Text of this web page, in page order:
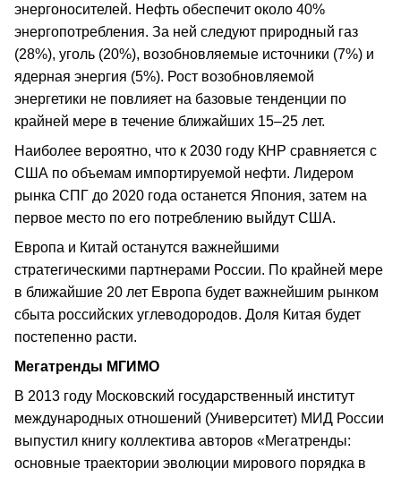
энергоносителей. Нефть обеспечит около 40%
энергопотребления. За ней следуют природный газ
(28%), уголь (20%), возобновляемые источники (7%) и
ядерная энергия (5%). Рост возобновляемой
энергетики не повлияет на базовые тенденции по
крайней мере в течение ближайших 15–25 лет.
Наиболее вероятно, что к 2030 году КНР сравняется с
США по объемам импортируемой нефти. Лидером
рынка СПГ до 2020 года останется Япония, затем на
первое место по его потреблению выйдут США.
Европа и Китай останутся важнейшими
стратегическими партнерами России. По крайней мере
в ближайшие 20 лет Европа будет важнейшим рынком
сбыта российских углеводородов. Доля Китая будет
постепенно расти.
Мегатренды МГИМО
В 2013 году Московский государственный институт
международных отношений (Университет) МИД России
выпустил книгу коллектива авторов «Мегатренды:
основные траектории эволюции мирового порядка в